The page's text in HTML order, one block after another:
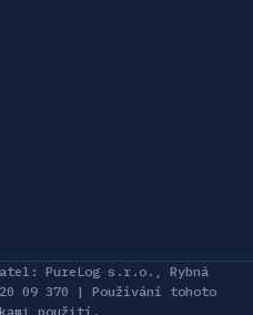
PureLog s.r.o., Rybná
09 370 | Používání tohoto
použití.